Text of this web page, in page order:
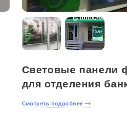
Световые панели
для отделения
Смотреть подробнее